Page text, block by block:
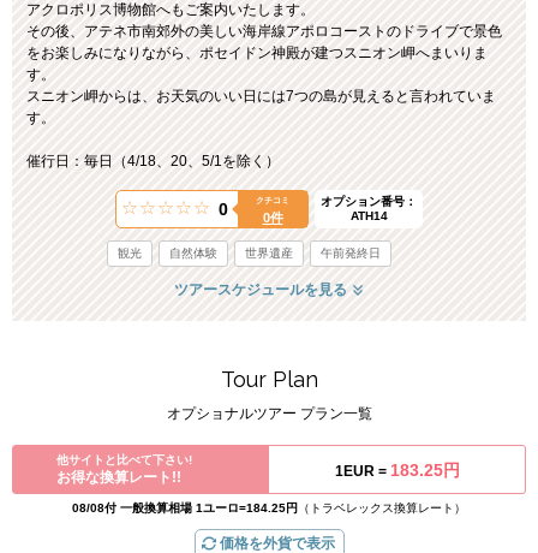
アクロポリス博物館へもご案内いたします。
その後、アテネ市南郊外の美しい海岸線アポロコーストのドライブで景色
をお楽しみになりながら、ポセイドン神殿が建つスニオン岬へまいりま
す。
スニオン岬からは、お天気のいい日には7つの島が見えると言われていま
す。
催行日：毎日（4/18、20、5/1を除く）
0 クチコミ
0件
オプション番号：
ATH14
観光 自然体験 世界遺産 午前発終日
ツアースケジュールを見る
Tour Plan
オプショナルツアー プラン一覧
他サイトと比べて下さい!
お得な換算レート!! 1EUR = 183.25円
08/08付 一般換算相場 1ユーロ=184.25円 （トラベレックス換算レート）
価格を外貨で表示